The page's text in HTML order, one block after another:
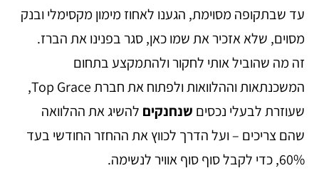
עד שבתקופה מסוימת, הגענו לאחוז מימון מקסימלי ובנק
מסוים, שלא אזכיר את שמו כאן, סגר בפנינו את הברז.
זה מה שהוביל אותי לחקור ולהתמקצע בתחום
המשכנתאות וההלוואות ולפתוח את חברת Top Grace,
שעוזרת לבעלי נכסים שנחנקים להשיג את ההלוואה
שהם צריכים – ועל הדרך לכווץ את ההחזר החודשי בעד
60%, כדי לקבל סוף סוף אוויר לנשימה.